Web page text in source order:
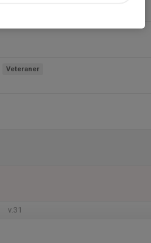
Veteraner
v.31